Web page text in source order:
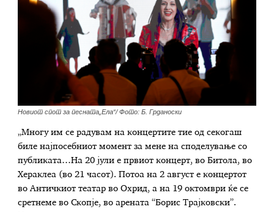
Новиот спот за песната„Ела“/ Фото: Б. Грданоски
„Многу им се радувам на концертите тие од секогаш
биле најпосебниот момент за мене на споделување со
публиката…На 20 јули е првиот концерт, во Битола, во
Хераклеа (во 21 часот). Потоа на 2 август е концертот
во Античкиот театар во Охрид, а на 19 октомври ќе се
сретнеме во Скопје, во арената “Борис Трајковски”.